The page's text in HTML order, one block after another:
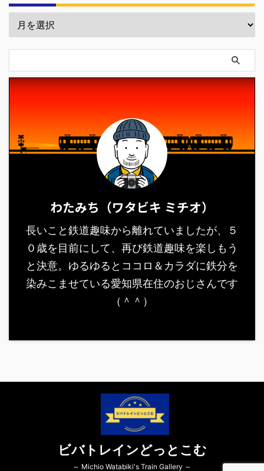
わたみち（ワタビキ ミチオ）
長いこと鉄道趣味から離れていましたが、５
０歳を目前にして、再び鉄道趣味を楽しもう
と決意。ゆるゆるとココロ＆カラダに鉄分を
染みこませている愛知県在住のおじさんです
（＾＾）
ビバトレインどっとこむ
～ Michio Watabiki's Train Gallery ～